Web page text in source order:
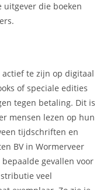
uitgever die boeken
te zijn op digitaal
of speciale edities
tegen betaling. Dit is
mensen lezen op hun
tijdschriften en
BV in Wormerveer
gevallen voor
veel